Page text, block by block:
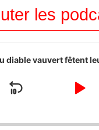
les
diable vauvert fêtent
SKIP